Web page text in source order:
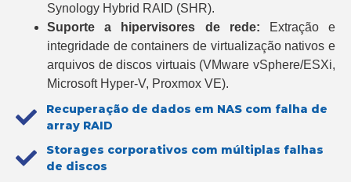
Synology Hybrid RAID (SHR).
Suporte a hipervisores de rede: Extração e
integridade de containers de virtualização nativos e
arquivos de discos virtuais (VMware vSphere/ESXi,
Microsoft Hyper-V, Proxmox VE).
Recuperação de dados em NAS com falha de
array RAID
Storages corporativos com múltiplas falhas
de discos